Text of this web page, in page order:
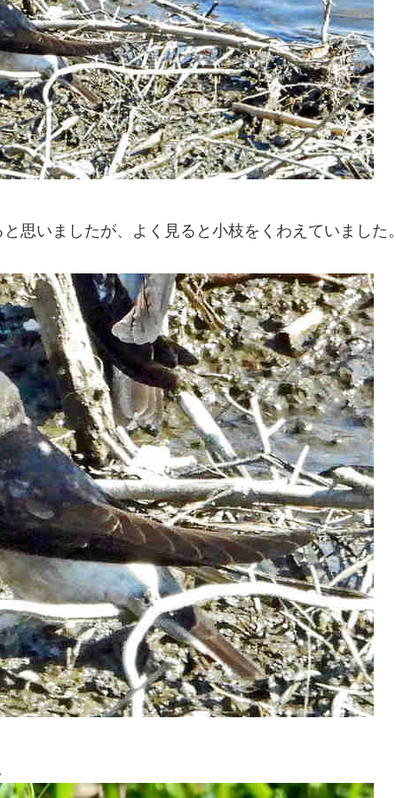
思いましたが、よく見ると小枝をくわえていました。